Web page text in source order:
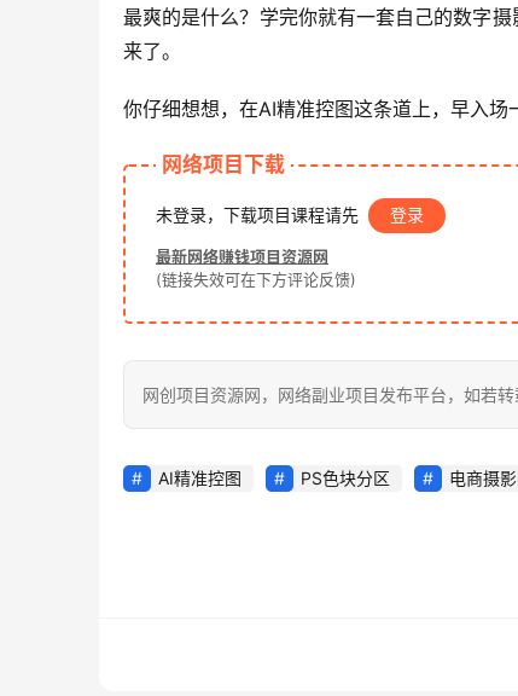
最爽的是什么？学完你就有一套自己的数字
来了。
你仔细想想，在AI精准控图这条道上，早入场
网络项目下载
未登录，下载项目课程请先 登录
最新网络赚钱项目资源网
(链接失效可在下方评论反馈)
网创项目资源网，网络副业项目发布平台，如
AI精准控图 PS色块分区 电商摄